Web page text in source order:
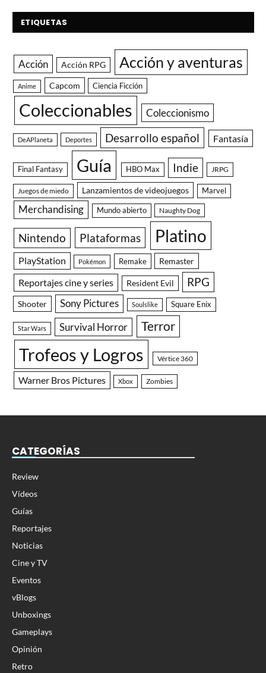
ETIQUETAS
Acción Acción RPG Acción y aventuras
Anime Capcom Ciencia Ficción
Coleccionables Coleccionismo
DeAPlaneta Deportes Desarrollo español Fantasía
Final Fantasy Guía HBO Max Indie JRPG
Juegos de miedo Lanzamientos de videojuegos Marvel
Merchandising Mundo abierto Naughty Dog
Nintendo Plataformas Platino
PlayStation Pokémon Remake Remaster
Reportajes cine y series Resident Evil RPG
Shooter Sony Pictures Soulslike Square Enix
Star Wars Survival Horror Terror
Trofeos y Logros Vértice 360
Warner Bros Pictures Xbox Zombies
CATEGORÍAS
Review
Vídeos
Guías
Reportajes
Noticias
Cine y TV
Eventos
vBlogs
Unboxings
Gameplays
Opinión
Retro